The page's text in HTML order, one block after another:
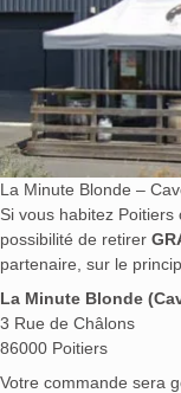
La Minute Blonde –
Si vous habitez
possibilité de retirer
partenaire, sur le
La Minute Blonde
3 Rue de Châlons
86000 Poitiers
Votre commande sera